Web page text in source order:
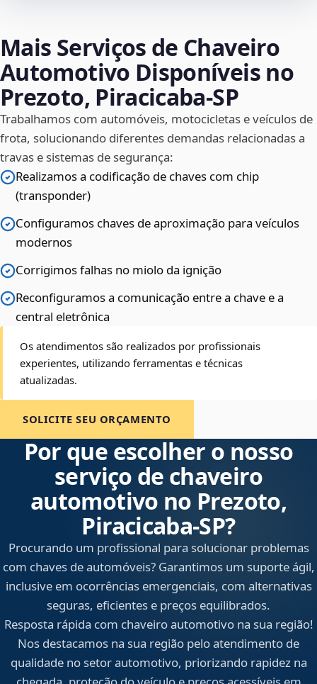
Mais Serviços de Chaveiro
Automotivo Disponíveis no
Prezoto, Piracicaba‑SP
Trabalhamos com automóveis, motocicletas e veículos de
frota, solucionando diferentes demandas relacionadas a
travas e sistemas de segurança:
Realizamos a codificação de chaves com chip
(transponder)
Configuramos chaves de aproximação para veículos
modernos
Corrigimos falhas no miolo da ignição
Reconfiguramos a comunicação entre a chave e a
central eletrônica
Os atendimentos são realizados por profissionais
experientes, utilizando ferramentas e técnicas
atualizadas.
SOLICITE SEU ORÇAMENTO
Por que escolher o nosso
serviço de chaveiro
automotivo no Prezoto,
Piracicaba‑SP?
Procurando um profissional para solucionar problemas
com chaves de automóveis? Garantimos um suporte ágil,
inclusive em ocorrências emergenciais, com alternativas
seguras, eficientes e preços equilibrados.
Resposta rápida com chaveiro automotivo na sua região!
Nos destacamos na sua região pelo atendimento de
qualidade no setor automotivo, priorizando rapidez na